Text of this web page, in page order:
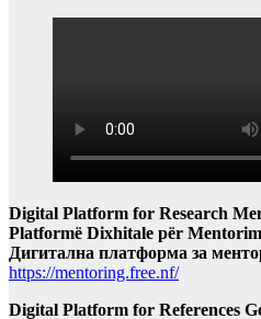
Digital Platform for Research
Platformë Dixhitale për
Дигитална платформа за
https://mentoring.free.nf/
Digital Platform for References